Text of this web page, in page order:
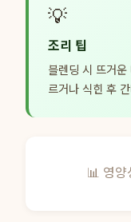
💡
조리 팁
블렌딩 시 뜨거
르거나 식힌 후
📊 영양